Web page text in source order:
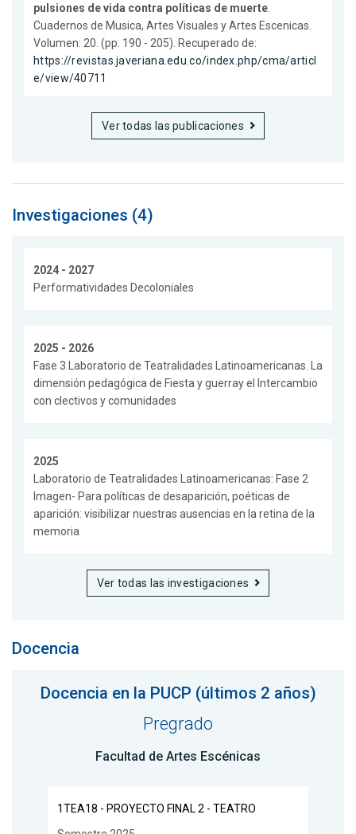
pulsiones de vida contra políticas de muerte
Cuadernos de Musica, Artes Visuales y Artes Escenicas.
Volumen: 20. (pp. 190 - 205). Recuperado de:
https://revistas.javeriana.edu.co/index.php/cma/articl
e/view/40711
Ver todas las publicaciones
Investigaciones (4)
2024 - 2027
Performatividades Decoloniales
2025 - 2026
Fase 3 Laboratorio de Teatralidades Latinoamericanas. La
dimensión pedagógica de Fiesta y guerray el Intercambio
con clectivos y comunidades
2025
Laboratorio de Teatralidades Latinoamericanas: Fase 2
Imagen- Para políticas de desaparición, poéticas de
aparición: visibilizar nuestras ausencias en la retina de la
memoria
Ver todas las investigaciones
Docencia
Docencia en la PUCP (últimos 2 años)
Pregrado
Facultad de Artes Escénicas
1TEA18 - PROYECTO FINAL 2 - TEATRO